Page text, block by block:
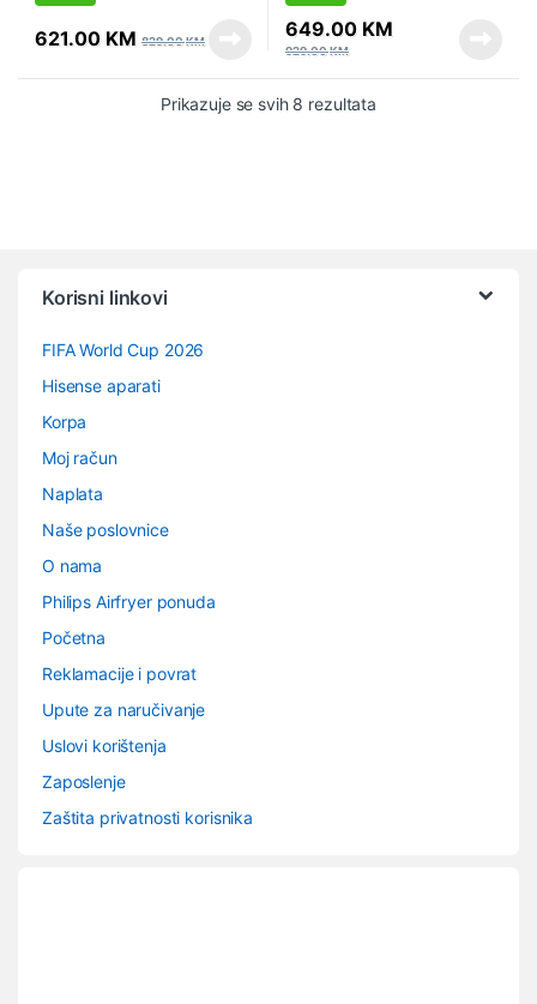
621.00 KM 829.00KM
649.00 KM
929.00KM
Prikazuje se svih 8 rezultata
Korisni linkovi
FIFA World Cup 2026
Hisense aparati
Korpa
Moj račun
Naplata
Naše poslovnice
O nama
Philips Airfryer ponuda
Početna
Reklamacije i povrat
Upute za naručivanje
Uslovi korištenja
Zaposlenje
Zaštita privatnosti korisnika